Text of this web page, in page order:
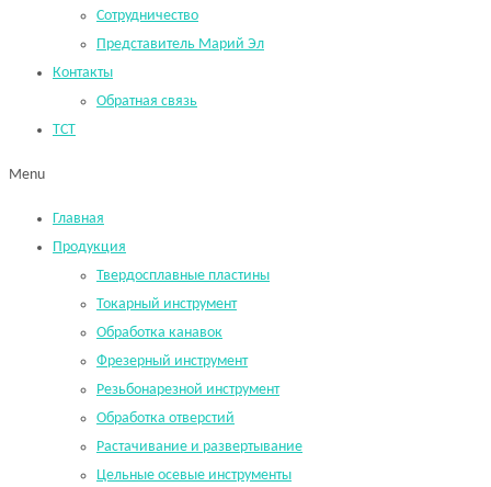
Сотрудничество
Представитель Марий Эл
Контакты
Обратная связь
TCT
Menu
Главная
Продукция
Твердосплавные пластины
Токарный инструмент
Обработка канавок
Фрезерный инструмент
Резьбонарезной инструмент
Обработка отверстий
Растачивание и развертывание
Цельные осевые инструменты